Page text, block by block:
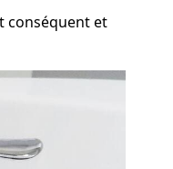
conséquent et